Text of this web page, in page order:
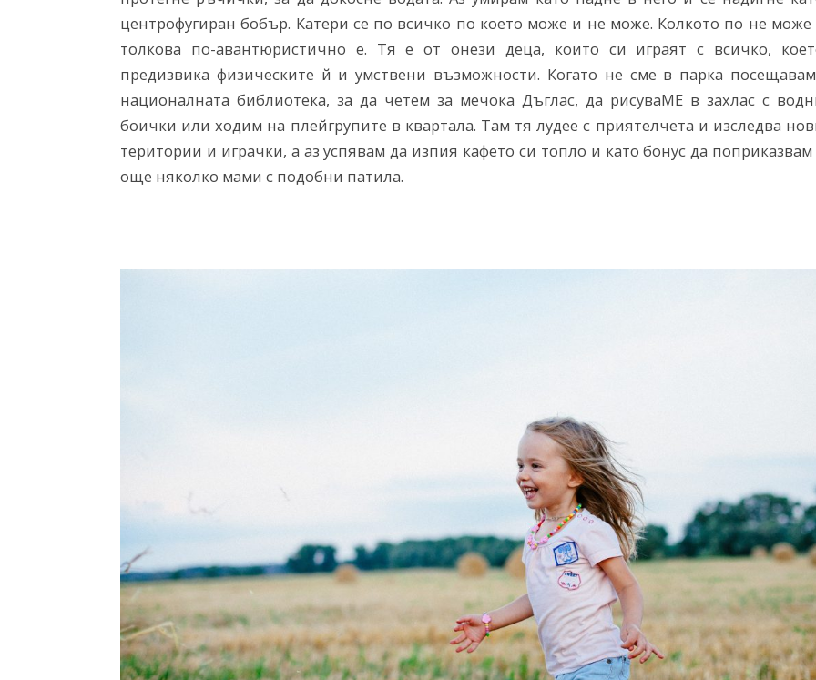
центрофугиран бобър. Катери се по всичко по което може и не може. Колкото по не може
толкова по-авантюристично е. Тя е от онези деца, които си играят с всичко,
предизвика физическите й и умствени възможности. Когато не сме в парка
националната библиотека, за да четем за мечока Дъглас, да рисуваМЕ в захлас с
боички или ходим на плейгрупите в квартала. Там тя лудее с приятелчета и изследва
територии и играчки, а аз успявам да изпия кафето си топло и като бонус да поприказвам
още няколко мами с подобни патила.